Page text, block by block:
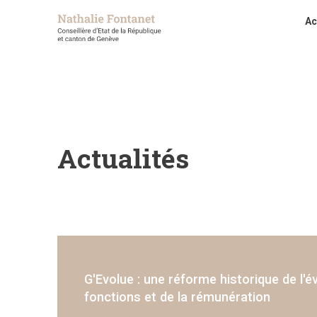
Actualités
G'Evolue : une réforme historique de
fonctions et de la rémunération
Simplification des relations avec
œuvre du principe "once only"
Comptes 2025 de l’Etat de Genève : un
millions
Rapport d'activité 2025 du bureau de
de prévention des violences (BPEV)